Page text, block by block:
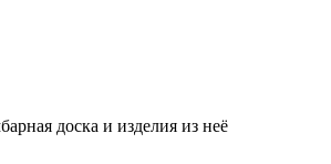
доска и изделия из неё